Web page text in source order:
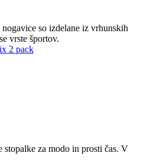
so izdelane iz vrhunskih
vrste športov.
stopalke za modo in prosti čas. V